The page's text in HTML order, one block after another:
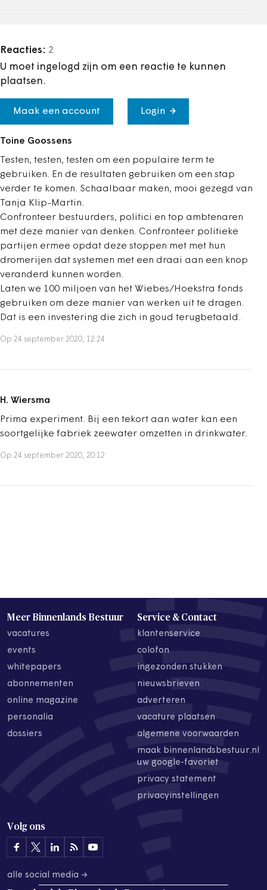
Reacties: 2
U moet ingelogd zijn om een reactie te kunnen
plaatsen.
Maak een account Login
Toine Goossens
Testen, testen, testen om een populaire term te
gebruiken. En de resultaten gebruiken om een stap
verder te komen. Schaalbaar maken, mooi gezegd van
Tanja Klip-Martin.
Confronteer bestuurders, politici en top ambtenaren
met deze manier van denken. Confronteer politieke
partijen ermee opdat deze stoppen met met hun
dromerijen dat systemen met een draai aan een knop
veranderd kunnen worden.
Laten we 100 miljoen van het Wiebes/Hoekstra fonds
gebruiken om deze manier van werken uit te dragen.
Dat is een investering die zich in goud terugbetaald.
Op 24 september 2020, 12:24
H. Wiersma
Prima experiment. Bij een tekort aan water kan een
soortgelijke fabriek zeewater omzetten in drinkwater.
Op 24 september 2020, 20:12
Meer Binnenlands Bestuur
vacatures
events
whitepapers
abonnementen
online magazine
personalia
dossiers
Service & Contact
klantenservice
colofon
ingezonden stukken
nieuwsbrieven
adverteren
vacature plaatsen
algemene voorwaarden
maak binnenlandsbestuur.nl
uw google-favoriet
privacy statement
privacyinstellingen
Volg ons
alle social media →